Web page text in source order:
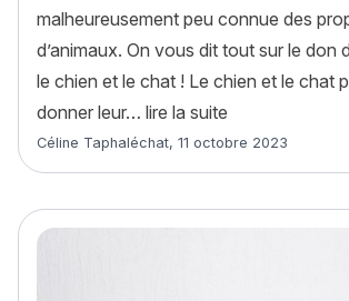
malheureusement peu connue des
d’animaux. On vous dit tout sur le don
le chien et le chat ! Le chien et le chat
donner leur… lire la suite
Article rédigé par
Céline Taphaléchat, 11 octobre 2023